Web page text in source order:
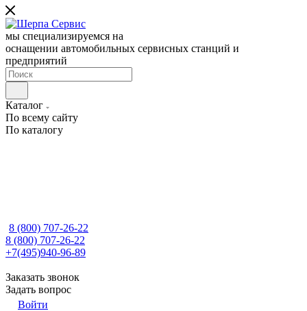
мы специализируемся на
оснащении автомобильных сервисных станций и
предприятий
Каталог
По всему сайту
По каталогу
8 (800) 707-26-22
8 (800) 707-26-22
+7(495)940-96-89
Заказать звонок
Задать вопрос
Войти